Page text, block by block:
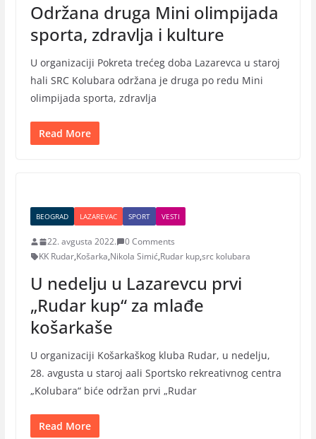
Održana druga Mini olimpijada
sporta, zdravlja i kulture
U organizaciji Pokreta trećeg doba Lazarevca u staroj
hali SRC Kolubara održana je druga po redu Mini
olimpijada sporta, zdravlja
Read More
BEOGRAD LAZAREVAC SPORT VESTI
22. avgusta 2022.
0 Comments
KK Rudar,Košarka,Nikola Simić,Rudar kup,src kolubara
U nedelju u Lazarevcu prvi
„Rudar kup“ za mlađe
košarkaše
U organizaciji Košarkaškog kluba Rudar, u nedelju,
28. avgusta u staroj aali Sportsko rekreativnog centra
„Kolubara“ biće održan prvi „Rudar
Read More